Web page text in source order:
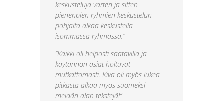
keskusteluja varten ja sitten
pienenpien ryhmien keskustelun
pohjalta alkaa keskustella
isommassa ryhmässä.”
“Kaikki oli helposti saatavilla ja
käytännön asiat hoituvat
mutkattomasti. Kiva oli myös lukea
pitkästä aikaa myös suomeksi
meidän alan tekstejä!”